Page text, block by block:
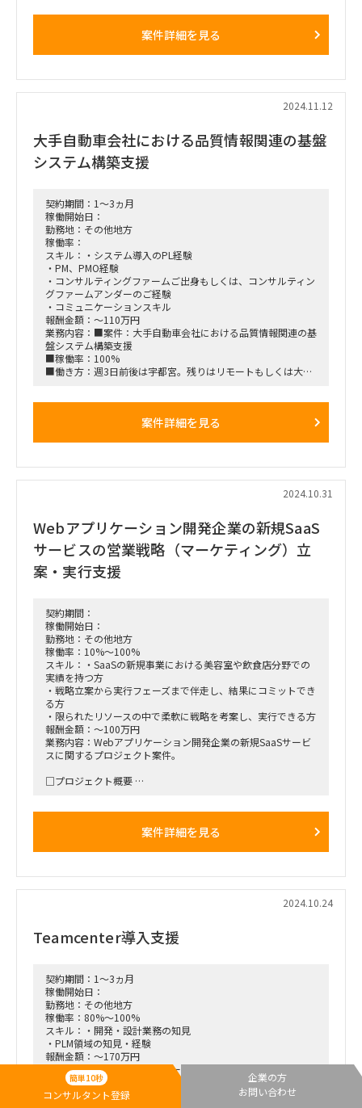
※ 週3日程度（木金必須）はお客様先（群馬）に駐在のイメー
現場での動き方含め、自律的に動いていただきたいと考えてい
案件詳細を見る
2024.11.12
大手自動車会社における品質情報関連の基盤
システム構築支援
契約期間：1～3ヵ月
稼働開始日：
勤務地：その他地方
稼働率：
スキル：・システム導入のPL経験
・PM、PMO経験
・コンサルティングファームご出身もしくは、コンサルティン
グファームアンダーのご経験
・コミュニケーションスキル
報酬金額：～110万円
業務内容：■案件：大手自動車会社における品質情報関連の基
盤システム構築支援
■稼働率：100%
■働き方：週3日前後は宇都宮。残りはリモートもしくは大手
案件詳細を見る
2024.10.31
Webアプリケーション開発企業の新規SaaS
サービスの営業戦略（マーケティング）立
案・実行支援
契約期間：
稼働開始日：
勤務地：その他地方
稼働率：10%～100%
スキル：・SaaSの新規事業における美容室や飲食店分野での
実績を持つ方
・戦略立案から実行フェーズまで伴走し、結果にコミットでき
る方
・限られたリソースの中で柔軟に戦略を考案し、実行できる方
報酬金額：～100万円
業務内容：Webアプリケーション開発企業の新規SaaSサービ
スに関するプロジェクト案件。
□プロジェクト概要
・これまで受託開発をメインにしてきた企業が、新たに自社サ
・新規事業SaaSの営業戦略立案およびマーケティング支援
・知人紹介や既存取引先との取引を基にした営業方法の確立と
・限られたリソースと予算の中で、柔軟な判断と現場対応を行
いながらのマーケティング推進
□リモート可否
・本社は札幌市で現場の温度感を重要視しているため、可能で
あればオンサイト希望。（ただしエンド直接案件のため、ご希
望に合わせてご相談可能）
ニーズの高いサービスですが、営業戦略やマーケの知見が不足
しているため、ご支援をお願いいたします。
案件詳細を見る
2024.10.24
Teamcenter導入支援
契約期間：1～3ヵ月
稼働開始日：
勤務地：その他地方
稼働率：80%～100%
スキル：・開発・設計業務の知見
・PLM領域の知見・経験
報酬金額：～170万円
業務内容：・大手電機メーカー（業務用設備）
・Teamcenter導入プロジェクト
・来年カットオーバー予定。
簡単10秒
コンサルタント登録
企業の方
お問い合わせ